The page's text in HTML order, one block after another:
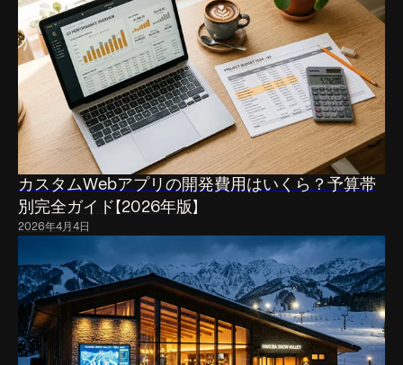
カスタムWebアプリの開発費用はいくら？予算帯
別完全ガイド【2026年版】
2026年4月4日